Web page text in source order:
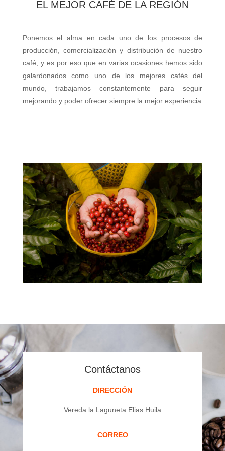
EL MEJOR CAFÉ DE LA REGIÓN
Ponemos el alma en cada uno de los procesos de
producción, comercialización y distribución de nuestro
café, y es por eso que en varias ocasiones hemos sido
galardonados como uno de los mejores cafés del
mundo, trabajamos constantemente para seguir
mejorando y poder ofrecer siempre la mejor experiencia
Contáctanos
DIRECCIÓN
Vereda la Laguneta Elias Huila
CORREO